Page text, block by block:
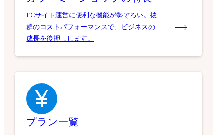
ECサイト運営に便利な機能が勢ぞろい。抜
群のコストパフォーマンスで、ビジネスの
成長を後押しします。
プラン一覧